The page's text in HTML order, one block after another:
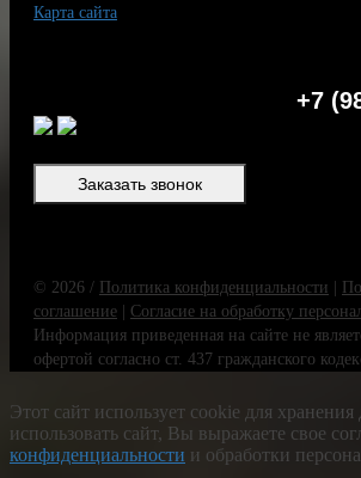
Карта сайта
+7
Заказать звонок
© 2026 / Политика конфиденциальности |
соглашение | Согласие на обработку
Информация приведенная на сайте не
офертой согласно ст. 437 гражданского
Этот сайт использует cookie для
использовать сайт, Вы выражаете свое
конфиденциальности и обработки